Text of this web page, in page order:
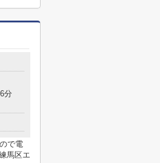
分
で電
馬区エ